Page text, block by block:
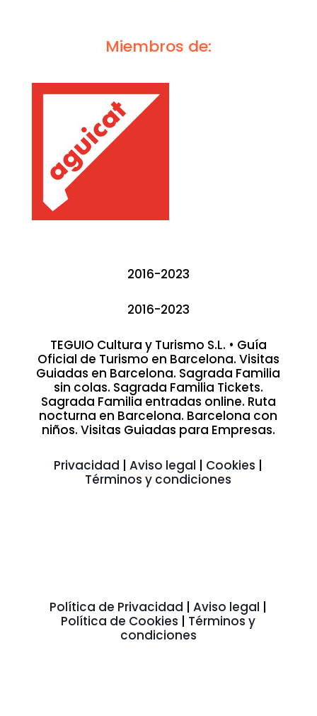
Miembros de:
2016-2023
2016-2023
TEGUIO Cultura y Turismo S.L. • Guía
Oficial de Turismo en Barcelona. Visitas
Guiadas en Barcelona. Sagrada Familia
sin colas. Sagrada Familia Tickets.
Sagrada Familia entradas online. Ruta
nocturna en Barcelona. Barcelona con
niños. Visitas Guiadas para Empresas.
Privacidad |Aviso legal | Cookies |
Términos y condiciones
Política de Privacidad |Aviso legal |
Política de Cookies | Términos y
condiciones